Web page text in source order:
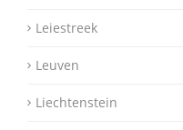
Leiestreek
Leuven
Liechtenstein